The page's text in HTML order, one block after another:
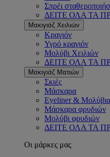
Σπρέι
ΔΕΙΤΕ ΟΛΑ ΤΑ
Μακιγιάζ Χειλιών
Κραγιόν
Υγρό κραγιόν
Μολύβι Χειλιών
ΔΕΙΤΕ ΟΛΑ ΤΑ
Μακιγιάζ Ματιών
Σκιές
Μάσκαρα
Eyeliner & Μολύβια
Μάσκαρα φρυδιών
Μολύβι φρυδιών
ΔΕΙΤΕ ΟΛΑ ΤΑ
Οι μάρκες μας